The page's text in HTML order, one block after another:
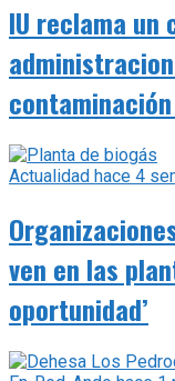
IU reclama un
Actualidad hace 4
ven en las
oportunidad’